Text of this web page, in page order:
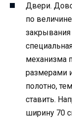
Двери.
по
механизма
размерами
полотно,
ставить.
ширину 70